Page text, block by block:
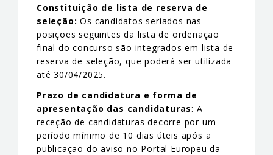
Constituição de lista de reserva de
seleção:Os candidatos seriados nas
posições seguintes da lista de ordenação
final do concurso são integrados em lista de
reserva de seleção, que poderá ser utilizada
até 30/04/2025.
Prazo de candidatura e forma de
apresentação das candidaturas: A
receção de candidaturas decorre por um
período mínimo de 10 dias úteis após a
publicação do aviso no Portal Europeu da